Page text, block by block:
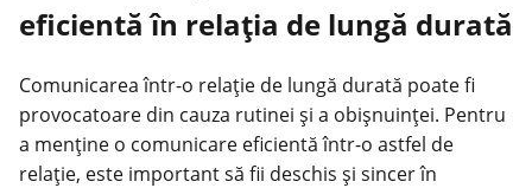
eficientă în relația de lungă durată
Comunicarea într-o relație de lungă durată poate fi
provocatoare din cauza rutinei și a obișnuinței. Pentru
a menține o comunicare eficientă într-o astfel de
relație, este important să fii deschis și sincer în